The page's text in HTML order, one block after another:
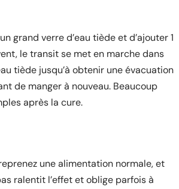
grand verre d’eau tiède et d’ajouter 1
le transit se met en marche dans
tiède jusqu’à obtenir une évacuation
de manger à nouveau. Beaucoup
après la cure.
une alimentation normale, et
ralentit l’effet et oblige parfois à